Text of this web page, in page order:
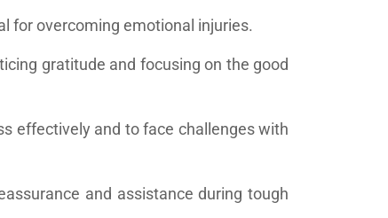
for overcoming emotional injuries.
gratitude and focusing on the good
effectively and to face challenges with
and assistance during tough